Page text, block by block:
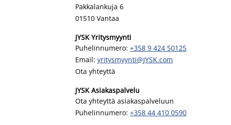
Pakkalankuja 6
01510 Vantaa
JYSK Yritysmyynti
Puhelinnumero: +358 9 424 50125
Email: yritysmyynti@JYSK.com
Ota yhteyttä
JYSK Asiakaspalvelu
Ota yhteyttä asiakaspalveluun
Puhelinnumero: +358 44 410 0590